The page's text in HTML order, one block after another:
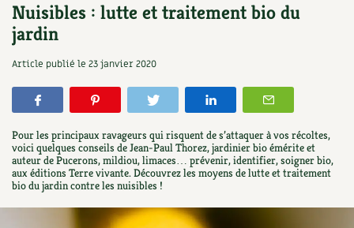
Techniques de jardinage
Verger, arbres
Petit élevage
Aménagement jardin
Ornement
Biodiversité
Se réabonner
Offrir un abonnement
Les numéros
4 saisons
Hors-séries
Archives
Graines, semences
Potagères
Aromatiques
Florales
Médicinales
Originales
Cartes cadeau
Centre Terre vivante
Découvrir le Centre
Visiter en famille, entre amis
Programme 2026 du Centre Terre vivante
Infos & conseils
Jardin bio
Calendrier des travaux du jardin
Carte climatique
Parole libre
La tribune
4 saisons
Nuisibles : lutte et traitement bio du
jardin
Article publié le 23 janvier 2020
Pour les principaux ravageurs qui risquent de s’attaquer à vos récoltes,
voici quelques conseils de Jean-Paul Thorez, jardinier bio émérite et
auteur de Pucerons, mildiou, limaces… prévenir, identifier, soigner bio,
aux éditions Terre vivante. Découvrez les moyens de lutte et traitement
bio du jardin contre les nuisibles !